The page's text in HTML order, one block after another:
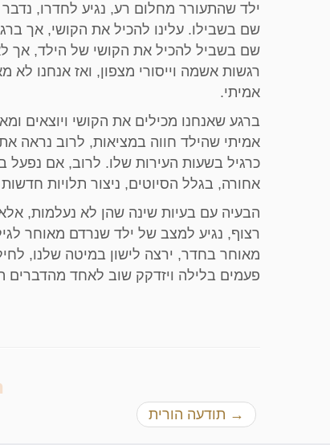
ילד שהתעורר מחלום רע, נגיע לחדרו,
שם בשבילו. עלינו להכיל את הקושי, אך
שם בשביל להכיל את הקושי של הילד, אך
רגשות אשמה וייסורי מצפון, ואז אנחנו
אמיתי.
ברגע שאנחנו מכילים את הקושי ויוצאים
אמיתי שהילד חווה במציאות, לרוב נראה
כרגיל בשעות העירות שלו. לרוב, אם נפעל
אחורה, בגלל הסיוטים, ניצור תלויות
הבעיה עם בעיות שינה שהן לא נעלמות,
רצוף, נגיע למצב של ילד שנרדם מאוחר
מאוחר בחדר, ירצה לישון במיטה שלנו,
פעמים בלילה ויזדקק שוב לאחד מהדברים
→ תודעה הורית